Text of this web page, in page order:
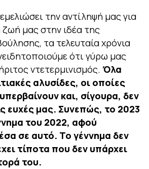
την αντίληψή μας για
ζωή μας στην ιδέα της
τα τελευταία χρόνια
ότι γύρω μας
ντετερμινισμός. Όλα
αλυσίδες, οι οποίες
και, σίγουρα, δεν
ευχές μας. Συνεπώς, το 2023
του 2022, αφού
σε αυτό. Το γέννημα δεν
τίποτα που δεν υπάρχει
του.